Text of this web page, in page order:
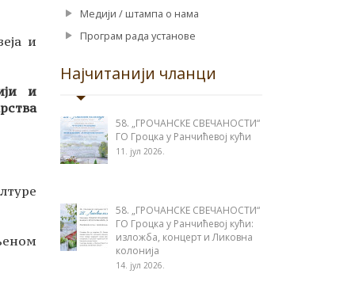
и
и
Медији / штампа о нама
Програм рада установе
Најчитанији чланци
58. „ГРОЧАНСКЕ СВЕЧАНОСТИ“
ГО Гроцка у Ранчићевој кући
11. јул 2026.
58. „ГРОЧАНСКЕ СВЕЧАНОСТИ“
ГО Гроцка у Ранчићевој кући:
изложба, концерт и Ликовна
колонија
14. јул 2026.